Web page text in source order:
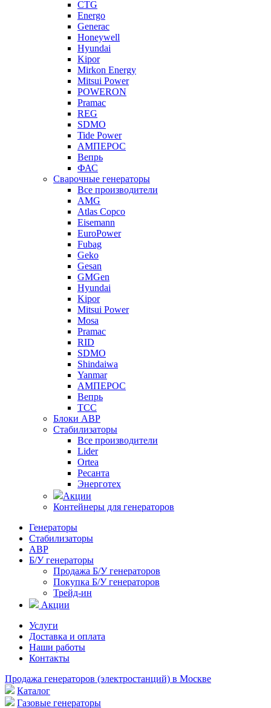
CTG
Energo
Generac
Honeywell
Hyundai
Kipor
Mirkon Energy
Mitsui Power
POWERON
Pramac
REG
SDMO
Tide Power
АМПЕРОС
Вепрь
ФАС
Сварочные генераторы
Все производители
AMG
Atlas Copco
Eisemann
EuroPower
Fubag
Geko
Gesan
GMGen
Hyundai
Kipor
Mitsui Power
Mosa
Pramac
RID
SDMO
Shindaiwa
Yanmar
АМПЕРОС
Вепрь
ТСС
Блоки АВР
Стабилизаторы
Все производители
Lider
Ortea
Ресанта
Энерготех
Акции
Контейнеры для генераторов
Генераторы
Стабилизаторы
АВР
Б/У генераторы
Продажа Б/У генераторов
Покупка Б/У генераторов
Трейд-ин
Акции
Услуги
Доставка и оплата
Наши работы
Контакты
Продажа генераторов (электростанций) в Москве
Каталог
Газовые генераторы